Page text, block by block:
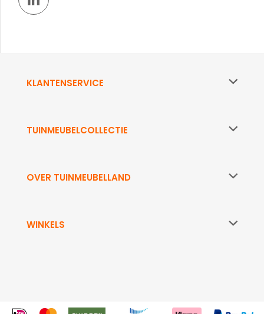
KLANTENSERVICE
TUINMEUBELCOLLECTIE
OVER TUINMEUBELLAND
WINKELS